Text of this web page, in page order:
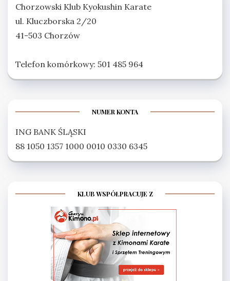
Chorzowski Klub Kyokushin Karate
ul. Kluczborska 2/20
41-503 Chorzów
Telefon komórkowy: 501 485 964
NUMER KONTA
ING BANK ŚLĄSKI
88 1050 1357 1000 0010 0330 6345
KLUB WSPÓŁPRACUJE Z